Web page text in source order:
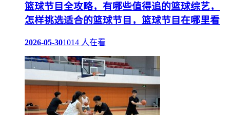
篮球节目全攻略，有哪些值得追的篮球综艺，
怎样挑选适合的篮球节目，篮球节目在哪里看
2026-05-301014 人在看